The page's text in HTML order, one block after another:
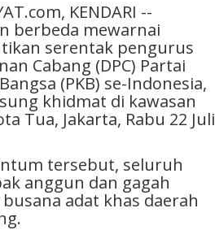
KENDARI --
berbeda mewarnai
serentak pengurus
Cabang (DPC) Partai
(PKB) se-Indonesia,
khidmat di kawasan
Tua, Jakarta, Rabu 22 Juli
tersebut, seluruh
anggun dan gagah
adat khas daerah